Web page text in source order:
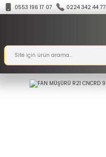
0553 196 17 07 0224 342 44 77